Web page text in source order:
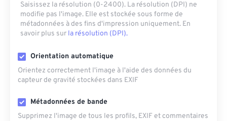
Saisissez la résolution (0-2400). La résolution (DPI) ne
modifie pas l'image. Elle est stockée sous forme de
métadonnées à des fins d'impression uniquement. En
savoir plus sur la résolution (DPI).
Orientation automatique
Orientez correctement l'image à l'aide des données du
capteur de gravité stockées dans EXIF
Métadonnées de bande
Supprimez l'image de tous les profils, EXIF ​​et commentaires